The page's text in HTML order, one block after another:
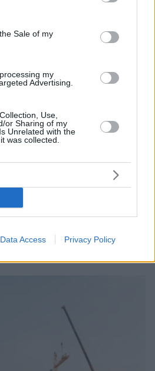
and its third-party tags to
purposes in below Google
Sale of my
my
Advertising.
Use,
or Sharing of my
Unrelated with the
was collected.
Data Access Privacy Policy
Τουρίστας στην
να ασελγήσει σε ανήλικη, τι
επιχείρησης